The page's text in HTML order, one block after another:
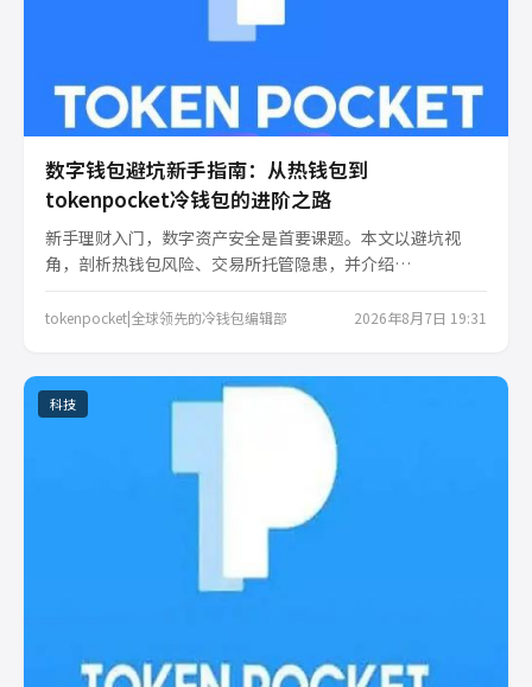
数字钱包避坑新手指南：从热钱包到
tokenpocket冷钱包的进阶之路
新手理财入门，数字资产安全是首要课题。本文以避坑视
角，剖析热钱包风险、交易所托管隐患，并介绍
到硬件选择，帮你避开常见误区，建立安全存储体系。
tokenpocket|全球领先的冷钱包编辑部 2026年8月7日 19:31
科技